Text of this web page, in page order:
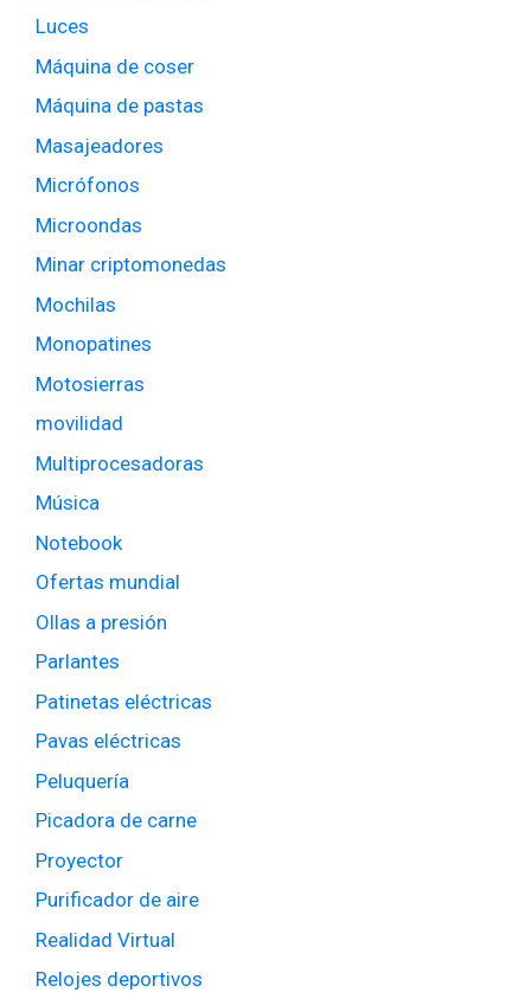
Luces
Máquina de coser
Máquina de pastas
Masajeadores
Micrófonos
Microondas
Minar criptomonedas
Mochilas
Monopatines
Motosierras
movilidad
Multiprocesadoras
Música
Notebook
Ofertas mundial
Ollas a presión
Parlantes
Patinetas eléctricas
Pavas eléctricas
Peluquería
Picadora de carne
Proyector
Purificador de aire
Realidad Virtual
Relojes deportivos